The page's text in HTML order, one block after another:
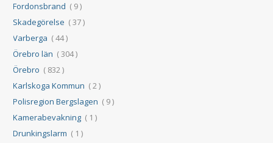
Fordonsbrand ( 9 )
Skadegörelse ( 37 )
Varberga ( 44 )
Örebro län ( 304 )
Örebro ( 832 )
Karlskoga Kommun ( 2 )
Polisregion Bergslagen ( 9 )
Kamerabevakning ( 1 )
Drunkingslarm ( 1 )